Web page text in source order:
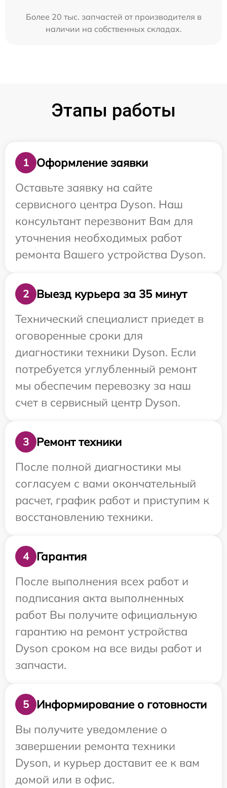
Более 20 тыс. запчастей от производителя в
наличии на собственных складах.
Этапы работы
1
Оформление заявки
Оставьте заявку на сайте
сервисного центра Dyson. Наш
консультант перезвонит Вам для
уточнения необходимых работ
ремонта Вашего устройства Dyson.
2
Выезд курьера за 35 минут
Технический специалист приедет в
оговоренные сроки для
диагностики техники Dyson. Если
потребуется углубленный ремонт
мы обеспечим перевозку за наш
счет в сервисный центр Dyson.
3
Ремонт техники
После полной диагностики мы
согласуем с вами окончательный
расчет, график работ и приступим к
восстановлению техники.
4
Гарантия
После выполнения всех работ и
подписания акта выполненных
работ Вы получите официальную
гарантию на ремонт устройства
Dyson сроком на все виды работ и
запчасти.
5
Информирование о готовности
Вы получите уведомление о
завершении ремонта техники
Dyson, и курьер доставит ее к вам
домой или в офис.